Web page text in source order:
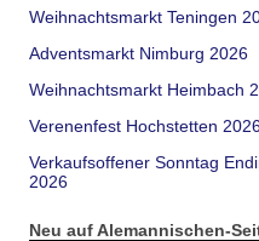
Weihnachtsmarkt Teningen
Adventsmarkt Nimburg 2026
Weihnachtsmarkt Heimbach
Verenenfest Hochstetten
Verkaufsoffener Sonntag
2026
Neu auf Alemannischen-